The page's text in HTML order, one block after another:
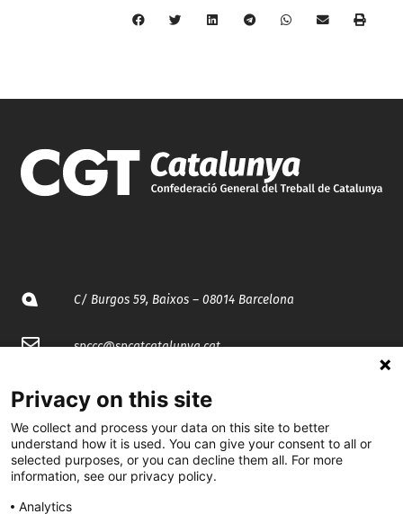
C/ Burgos 59, Baixos – 08014 Barcelona
spccc@spcgtcatalunya.cat
@CGTCatalunya
cgtcatalunya
Privacy on this site
We collect and process your data on this site to better
understand how it is used. You can give your consent to all or
selected purposes, or you can decline them all. For more
information, see our privacy policy.
Analytics